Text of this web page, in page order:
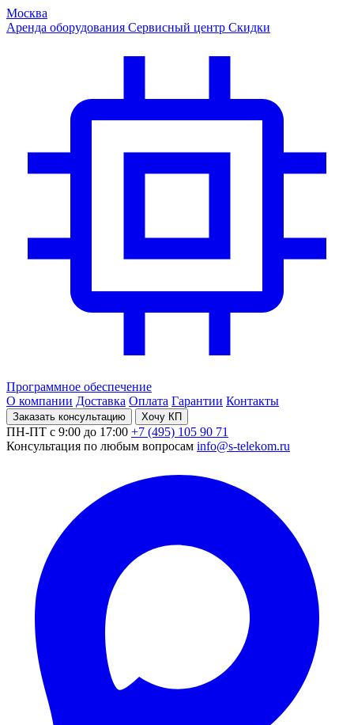
Москва
Аренда оборудования Сервисный центр Скидки
Программное обеспечение
О компании Доставка Оплата Гарантии Контакты
Заказать консультацию Хочу КП
ПН-ПТ с 9:00 до 17:00 +7 (495) 105 90 71
Консультация по любым вопросам info@s-telekom.ru